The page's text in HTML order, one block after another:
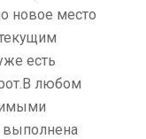
новое место
есть
любом
выполнена